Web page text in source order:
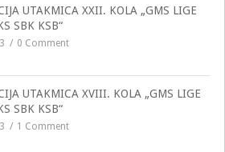
UTAKMICA XXII. KOLA „GMS LIGE
SBK KSB“
0 Comment
UTAKMICA XVIII. KOLA „GMS LIGE
SBK KSB“
1 Comment